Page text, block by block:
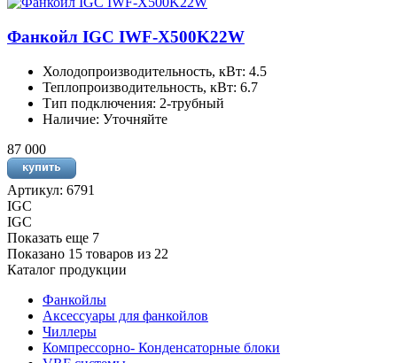
Фанкойл IGC IWF-X500K22W
Холодопроизводительность, кВт: 4.5
Теплопроизводительность, кВт: 6.7
Тип подключения: 2-трубный
Наличие: Уточняйте
87 000
Артикул: 6791
IGC
IGC
Показать еще 7
Показано 15 товаров из 22
Каталог продукции
Фанкойлы
Аксессуары для фанкойлов
Чиллеры
Компрессорно- Конденсаторные блоки